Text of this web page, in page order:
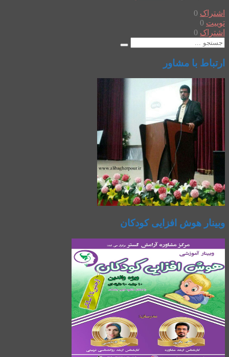
اشتراک 0
توییت 0
اشتراک 0
ارتباط با مشاور
وبینار هوش افزایی کودکان